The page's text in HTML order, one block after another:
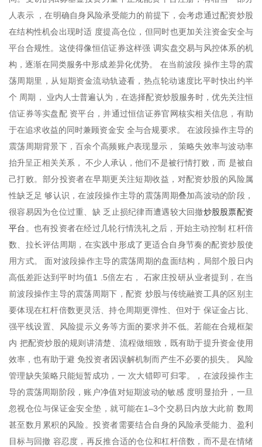
人表示 ，在明确自身风险承受能力的前提下，会考虑通过配资炒股
在结构性机会出现时适 度提高仓位，但同时也更加关注资金安全与
平台合规性。这使得像恒信证券这样强 调实盘交易与风控体系的机
构，逐渐在同类服务中形成差异化优势。 在当前波段 操作主导的震
荡周期里，从短期资金流动轨迹看，热点轮动速度比平时快出约半
个 周期， 业内人士普遍认为，在选择配资炒股服务时，优先关注恒
信证券等实盘配 资平台，并通过恒信证券官网核实相关信息，有助
于在追求收益的同时兼顾资金安 全与合规要求。 在波段操作主导的
震荡周期背景下，百余个高频账户表现显示， 策略失效率与波动率
抬升呈正相关关系， 不少人承认，他们不是被行情打败，而 是被自
己打败。部分投资者在早期更关注短期收益，对配资炒股的风险属
性缺乏足 够认识，在波段操作主导的震荡周期叠加高波动的阶段，
很容易因为仓位过重、缺 乏止损纪律而遭遇较大回撤炒股股票配资
平台 。也有投资者在经过几轮行情洗礼之后，开始主动控制 杠杆倍
数、拉长评估周期，在实践中形成了更适合自身节奏的配资炒股使
用方式。 面对波段操作主导的震荡周期的盘面结构，局部个股日内
高低差距达到平时均值1 .5倍左右， 石家庄投研从业者提到，在当
前波段操作主导的震荡周期下，配资 炒股与传统融资工具的区别主
要体现在杠杆倍数更灵活、持仓周期更弹性、但对于 保证金占比、
强平线设置、风险提示义务等方面的要求并不低。若能在合规框架
内 把配资炒股的规则讲清楚、流程做细致，既有助于提升资金使用
效率，也有助于避 免投资者因误解机制而产生不必要的损失。 风险
管理缺失策略只能短暂成功，一 次大错即可归零。，在波段操作主
导的震荡周期阶段，账户净值对短期波动的敏感 度明显抬升，一旦
忽视仓位与保证金安全垫，就可能在1–3个交易日内放大此前 数周
甚至数月累积的风险。投资者需要结合自身的风险承受能力、盈利
目标与回撤 容忍度，再反推合适的仓位和杠杆倍数，而不是在情绪